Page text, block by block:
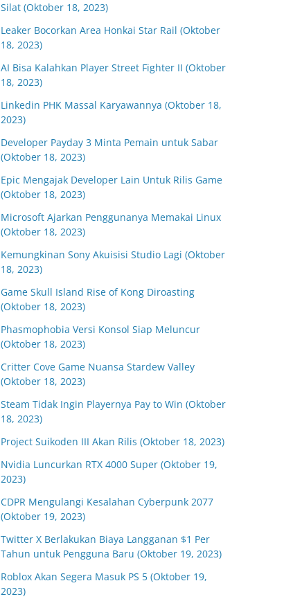
Silat (Oktober 18, 2023)
Leaker Bocorkan Area Honkai Star Rail (Oktober
18, 2023)
AI Bisa Kalahkan Player Street Fighter II (Oktober
18, 2023)
Linkedin PHK Massal Karyawannya (Oktober 18,
2023)
Developer Payday 3 Minta Pemain untuk Sabar
(Oktober 18, 2023)
Epic Mengajak Developer Lain Untuk Rilis Game
(Oktober 18, 2023)
Microsoft Ajarkan Penggunanya Memakai Linux
(Oktober 18, 2023)
Kemungkinan Sony Akuisisi Studio Lagi (Oktober
18, 2023)
Game Skull Island Rise of Kong Diroasting
(Oktober 18, 2023)
Phasmophobia Versi Konsol Siap Meluncur
(Oktober 18, 2023)
Critter Cove Game Nuansa Stardew Valley
(Oktober 18, 2023)
Steam Tidak Ingin Playernya Pay to Win (Oktober
18, 2023)
Project Suikoden III Akan Rilis (Oktober 18, 2023)
Nvidia Luncurkan RTX 4000 Super (Oktober 19,
2023)
CDPR Mengulangi Kesalahan Cyberpunk 2077
(Oktober 19, 2023)
Twitter X Berlakukan Biaya Langganan $1 Per
Tahun untuk Pengguna Baru (Oktober 19, 2023)
Roblox Akan Segera Masuk PS 5 (Oktober 19,
2023)